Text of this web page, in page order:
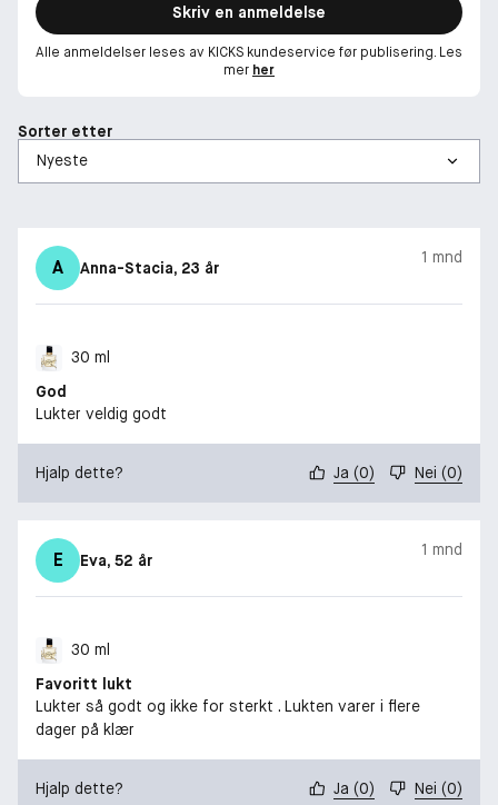
Skriv en anmeldelse
Alle anmeldelser leses av KICKS kundeservice før publisering. Les
mer her
Sorter etter
A Anna-Stacia, 23 år
1 mnd
30 ml
God
Lukter veldig godt
Hjalp dette? Ja (0) Nei (0)
E Eva, 52 år
1 mnd
30 ml
Favoritt lukt
Lukter så godt og ikke for sterkt . Lukten varer i flere
dager på klær
Hjalp dette? Ja (0) Nei (0)